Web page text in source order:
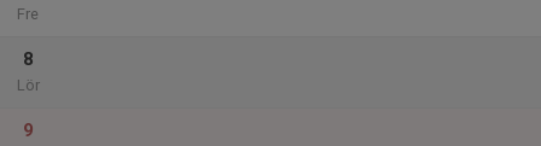
Fre
8
Lör
9